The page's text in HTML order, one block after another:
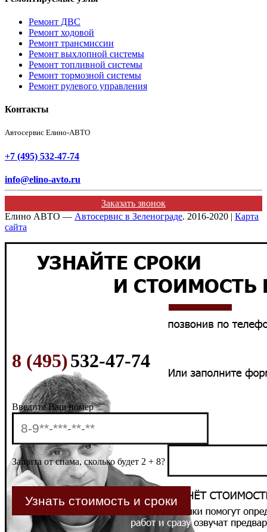
Ремонт ДВС
Ремонт ходовой
Ремонт трансмиссии
Ремонт выхлопной системы
Ремонт топливной системы
Ремонт тормозной системы
Ремонт рулевого управления
Контакты
Автосервис Елино-АВТО
+7 (495) 532-47-74
info@elino-avto.ru
Заказать звонок
Елино АВТО — Автосервис в Зеленограде. 2016-2020 | Карта
сайта
8 (495)532-47-74
Введите Ваш номер
Защита от спама, сколько будет 2 + 8?